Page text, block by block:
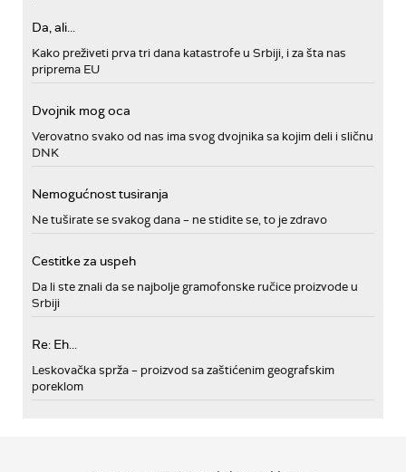
Da, ali...
Kako preživeti prva tri dana katastrofe u Srbiji, i za šta nas
priprema EU
Dvojnik mog oca
Verovatno svako od nas ima svog dvojnika sa kojim deli i sličnu
DNK
Nemogućnost tusiranja
Ne tuširate se svakog dana – ne stidite se, to je zdravo
Cestitke za uspeh
Da li ste znali da se najbolje gramofonske ručice proizvode u
Srbiji
Re: Eh...
Leskovačka sprža – proizvod sa zaštićenim geografskim
poreklom